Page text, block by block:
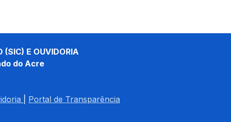
(SIC) E OUVIDORIA
do Acre
Portal de Transparência